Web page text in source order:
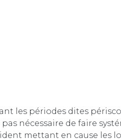
les périodes dites
pas nécessaire de faire
mettant en cause les